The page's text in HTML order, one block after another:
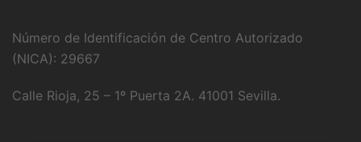
Número de Identificación de Centro Autorizado
(NICA): 29667
Calle Rioja, 25 – 1º Puerta 2A. 41001 Sevilla.